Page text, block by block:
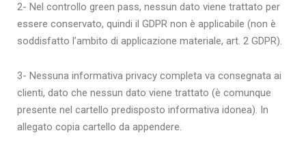
2- Nel controllo green pass, nessun dato viene trattato per
essere conservato, quindi il GDPR non è applicabile (non è
soddisfatto l’ambito di applicazione materiale, art. 2 GDPR).
3- Nessuna informativa privacy completa va consegnata ai
clienti, dato che nessun dato viene trattato (è comunque
presente nel cartello predisposto informativa idonea). In
allegato copia cartello da appendere.